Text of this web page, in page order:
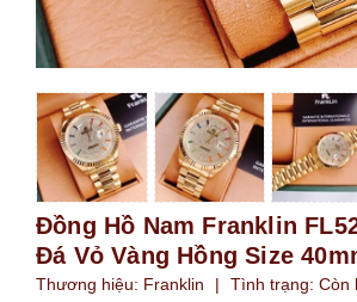
Đồng Hồ Nam Franklin
Đá Vỏ Vàng Hồng Size
Thương hiệu: Franklin | Tình trạng: Còn